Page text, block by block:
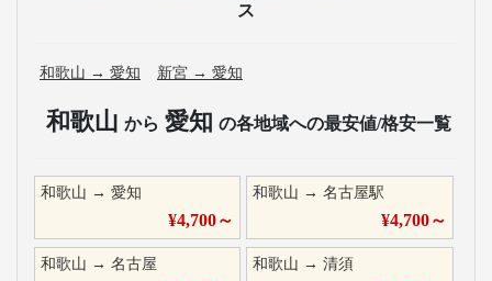
ス
和歌山 → 愛知 新宮 → 愛知
和歌山 から 愛知 の各地域への最安値/格安一覧
和歌山 → 愛知
¥4,700～
和歌山 →名古屋駅
¥4,700～
和歌山 → 名古屋 和歌山 →清須